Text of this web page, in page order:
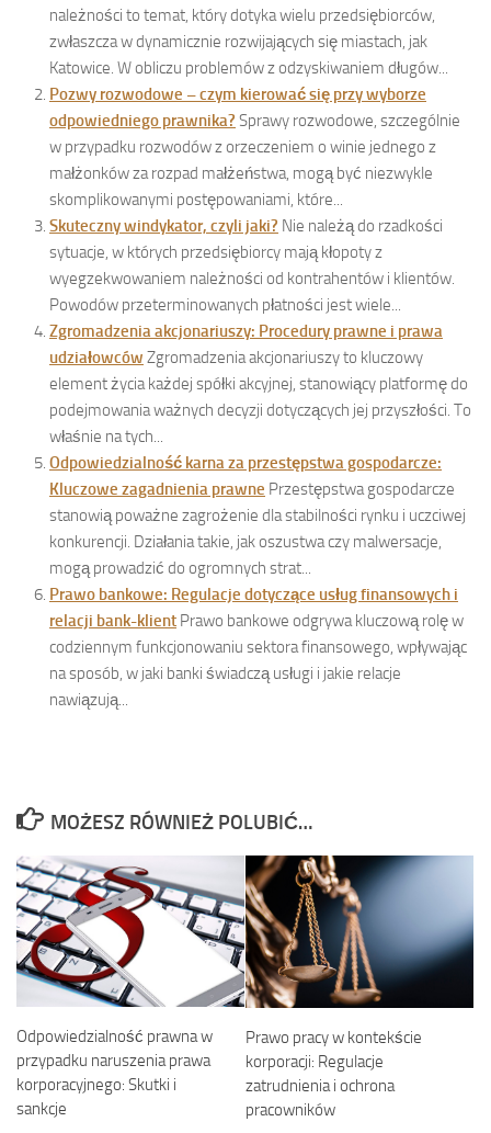
należności to temat, który dotyka wielu przedsiębiorców,
zwłaszcza w dynamicznie rozwijających się miastach, jak
Katowice. W obliczu problemów z odzyskiwaniem długów...
Pozwy rozwodowe – czym kierować się przy wyborze
odpowiedniego prawnika? Sprawy rozwodowe, szczególnie
w przypadku rozwodów z orzeczeniem o winie jednego z
małżonków za rozpad małżeństwa, mogą być niezwykle
skomplikowanymi postępowaniami, które...
Skuteczny windykator, czyli jaki? Nie należą do rzadkości
sytuacje, w których przedsiębiorcy mają kłopoty z
wyegzekwowaniem należności od kontrahentów i klientów.
Powodów przeterminowanych płatności jest wiele...
Zgromadzenia akcjonariuszy: Procedury prawne i prawa
udziałowców Zgromadzenia akcjonariuszy to kluczowy
element życia każdej spółki akcyjnej, stanowiący platformę do
podejmowania ważnych decyzji dotyczących jej przyszłości. To
właśnie na tych...
Odpowiedzialność karna za przestępstwa gospodarcze:
Kluczowe zagadnienia prawne Przestępstwa gospodarcze
stanowią poważne zagrożenie dla stabilności rynku i uczciwej
konkurencji. Działania takie, jak oszustwa czy malwersacje,
mogą prowadzić do ogromnych strat...
Prawo bankowe: Regulacje dotyczące usług finansowych i
relacji bank-klient Prawo bankowe odgrywa kluczową rolę w
codziennym funkcjonowaniu sektora finansowego, wpływając
na sposób, w jaki banki świadczą usługi i jakie relacje
nawiązują...
MOŻESZ RÓWNIEŻ POLUBIĆ…
Odpowiedzialność prawna w
przypadku naruszenia prawa
korporacyjnego: Skutki i
sankcje
Prawo pracy w kontekście
korporacji: Regulacje
zatrudnienia i ochrona
pracowników